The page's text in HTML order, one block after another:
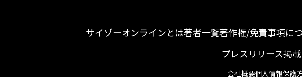
サイゾーオンラインとは著者一覧著作権/免責事項に
プレスリリース掲
会社概要個人情報保護